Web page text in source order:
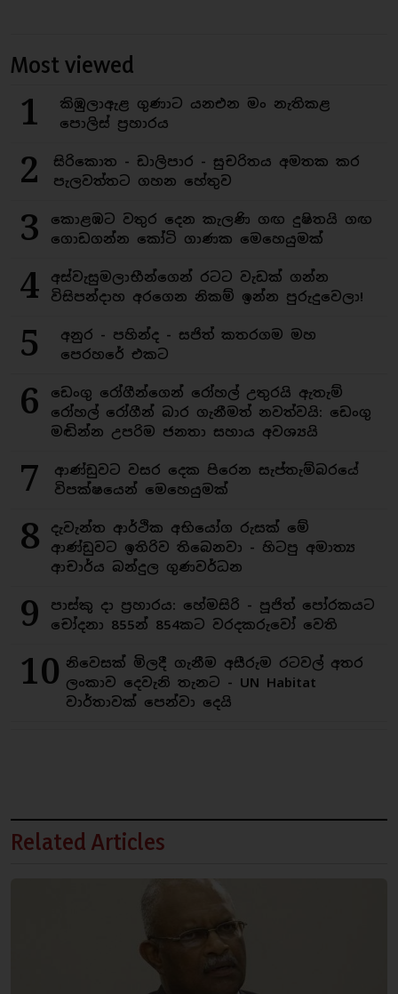
Most viewed
1
කිඹුලාඇළ ගුණාට යනඑන මං නැතිකළ
පොලිස් ප්‍රහාරය
2
සිරිකොත - ඩාලිපාර - සුචරිතය අමතක කර
පැලවත්තට ගහන හේතුව
3
කොළඹට වතුර දෙන කැලණි ගඟ දුෂිතයි ගඟ
ගොඩගන්න කෝටි ගාණක මෙහෙයුමක්
4
අස්වැසුමලාභීන්ගෙන් රටට වැඩක් ගන්න
විසිපන්දාහ අරගෙන නිකම් ඉන්න පුරුදුවෙලා!
5
අනුර - පහින්ද - සජිත් කතරගම මහ
පෙරහරේ එකට
6
ඩෙංගු රෝගීන්ගෙන් රෝහල් උතුරයි ඇතැම්
රෝහල් රෝගීන් බාර ගැනීමත් නවත්වයි: ඩෙංගු
මඬින්න උපරිම ජනතා සහාය අවශ්‍යයි
7
ආණ්ඩුවට වසර දෙක පිරෙන සැප්තැම්බරයේ
විපක්ෂයෙන් මෙහෙයුමක්
8
දැවැන්ත ආර්ථික අභියෝග රුසක් මේ
ආණ්ඩුවට ඉතිරිව තිබෙනවා - හිටපු අමාත්‍ය
ආචාර්ය බන්දුල ගුණවර්ධන
9
පාස්කු දා ප්‍රහාරය: හේමසිරි - පූජිත් පෝරකයට
චෝදනා 855න් 854කට වරදකරුවෝ වෙති
10 නිවෙසක් මිලදී ගැනීම අසීරුම රටවල් අතර
ලංකාව දෙවැනි තැනට - UN Habitat
වාර්තාවක් පෙන්වා දෙයි
Related Articles